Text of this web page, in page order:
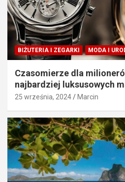
BIŻUTERIA I ZEGARKI MODA I
Czasomierze dla
najbardziej luksusowych
25 września, 2024 Marcin